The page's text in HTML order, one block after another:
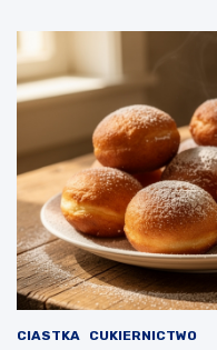
CIASTKA CUKIERNICTWO